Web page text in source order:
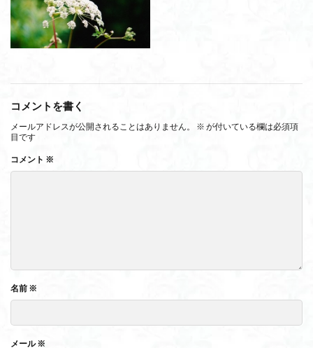
コメントを書く
メールアドレスが公開されることはありません。 ※ が付いている欄は必須項
目です
コメント ※
名前 ※
メール※